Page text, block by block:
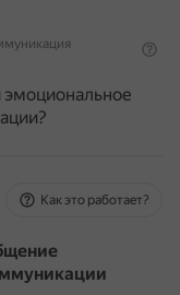
эмоциональное
Как это работает?